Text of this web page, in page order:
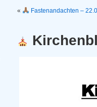
« Fastenandachten –